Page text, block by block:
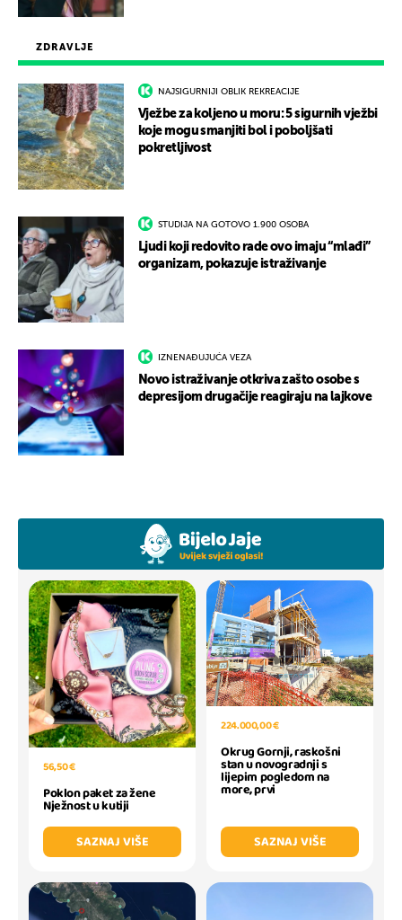
ZDRAVLJE
NAJSIGURNIJI OBLIK REKREACIJE
Vježbe za koljeno u moru: 5 sigurnih vježbi
koje mogu smanjiti bol i poboljšati
pokretljivost
STUDIJA NA GOTOVO 1.900 OSOBA
Ljudi koji redovito rade ovo imaju “mlađi”
organizam, pokazuje istraživanje
IZNENAĐUJUĆA VEZA
Novo istraživanje otkriva zašto osobe s
depresijom drugačije reagiraju na lajkove
56,50 €
Poklon paket za žene
Nježnost u kutiji
SAZNAJ VIŠE
224.000,00 €
Okrug Gornji, raskošni
stan u novogradnji s
lijepim pogledom na
more, prvi
SAZNAJ VIŠE